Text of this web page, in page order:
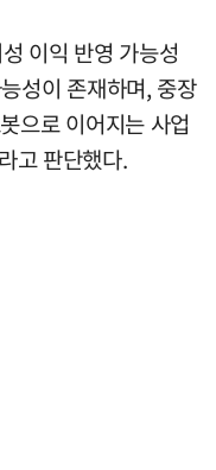
이익 반영 가능성
성이 존재하며, 중장
으로 이어지는 사업
고 판단했다.